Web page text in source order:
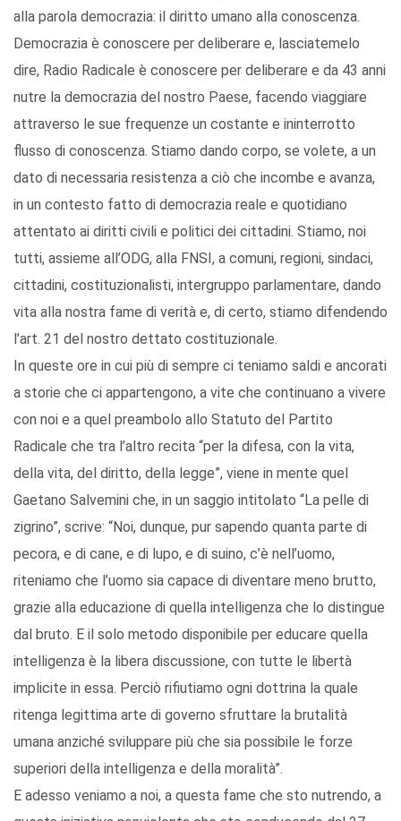
alla parola democrazia: il diritto umano alla conoscenza.
Democrazia è conoscere per deliberare e, lasciatemelo
dire, Radio Radicale è conoscere per deliberare e da 43 anni
nutre la democrazia del nostro Paese, facendo viaggiare
attraverso le sue frequenze un costante e ininterrotto
flusso di conoscenza. Stiamo dando corpo, se volete, a un
dato di necessaria resistenza a ciò che incombe e avanza,
in un contesto fatto di democrazia reale e quotidiano
attentato ai diritti civili e politici dei cittadini. Stiamo, noi
tutti, assieme all’ODG, alla FNSI, a comuni, regioni, sindaci,
cittadini, costituzionalisti, intergruppo parlamentare, dando
vita alla nostra fame di verità e, di certo, stiamo difendendo
l’art. 21 del nostro dettato costituzionale.
In queste ore in cui più di sempre ci teniamo saldi e ancorati
a storie che ci appartengono, a vite che continuano a vivere
con noi e a quel preambolo allo Statuto del Partito
Radicale che tra l’altro recita “per la difesa, con la vita,
della vita, del diritto, della legge”, viene in mente quel
Gaetano Salvemini che, in un saggio intitolato “La pelle di
zigrino”, scrive: “Noi, dunque, pur sapendo quanta parte di
pecora, e di cane, e di lupo, e di suino, c’è nell’uomo,
riteniamo che l’uomo sia capace di diventare meno brutto,
grazie alla educazione di quella intelligenza che lo distingue
dal bruto. E il solo metodo disponibile per educare quella
intelligenza è la libera discussione, con tutte le libertà
implicite in essa. Perciò rifiutiamo ogni dottrina la quale
ritenga legittima arte di governo sfruttare la brutalità
umana anziché sviluppare più che sia possibile le forze
superiori della intelligenza e della moralità”.
E adesso veniamo a noi, a questa fame che sto nutrendo, a